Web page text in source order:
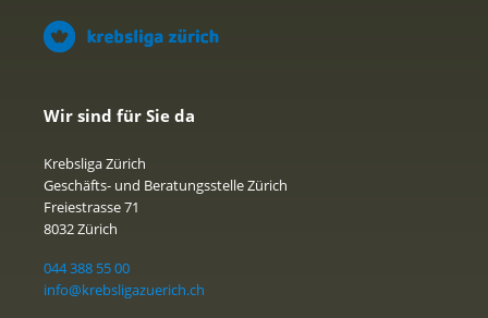
Wir sind für Sie da
Krebsliga Zürich
Geschäfts- und Beratungsstelle Zürich
Freiestrasse 71
8032 Zürich
044 388 55 00
info@krebsligazuerich.ch